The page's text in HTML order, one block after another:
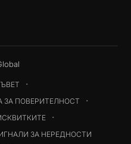
ЗА ПОВЕРИТЕЛНОСТ
ЗА НЕРЕДНОСТИ